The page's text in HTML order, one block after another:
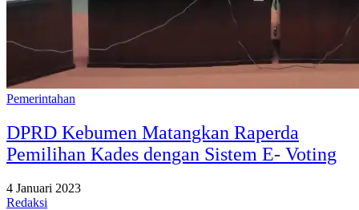
Pemerintahan
DPRD Kebumen Matangkan Raperda
Pemilihan Kades dengan Sistem E- Voting
4 Januari 2023
Redaksi